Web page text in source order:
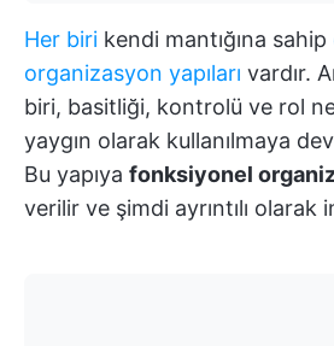
Her biri kendi mantığına sahip
organizasyon yapıları vardır.
biri, basitliği, kontrolü ve rol
yaygın olarak kullanılmaya
Bu yapıya fonksiyonel
verilir ve şimdi ayrıntılı olarak